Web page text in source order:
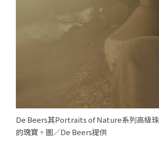
De Beers其Portraits of Nature系列高級
的瑰寶。圖／De Beers提供